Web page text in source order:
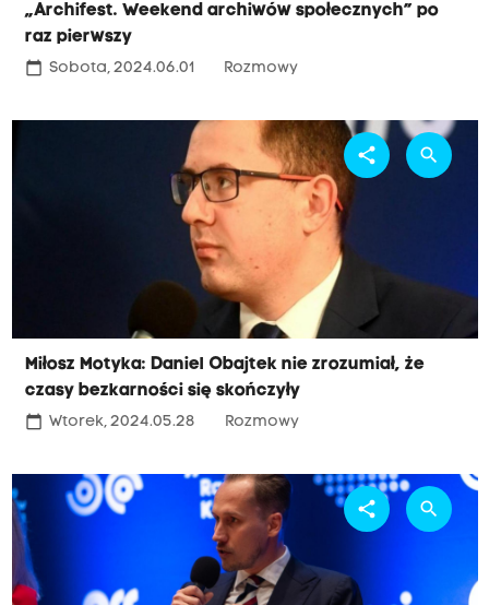
„Archifest. Weekend archiwów społecznych” po
raz pierwszy
calendar_today Sobota, 2024.06.01 Rozmowy
Miłosz Motyka: Daniel Obajtek nie zrozumiał, że
czasy bezkarności się skończyły
calendar_today Wtorek, 2024.05.28 Rozmowy
share search
share search